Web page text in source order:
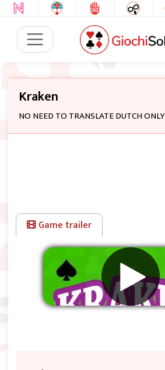
Kraken
NO NEED TO TRANSLATE DUTCH ONLY
Game trailer